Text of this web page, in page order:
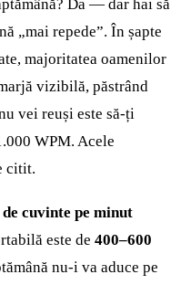
Da — dar hai să
„mai repede”. În șapte
majoritatea oamenilor
vizibilă, păstrând
vei reuși este să-ți
WPM. Acele
citit.
cuvinte pe minut
este de 400–600
nu-i va aduce pe